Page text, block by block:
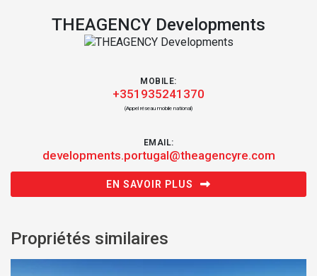
THEAGENCY Developments
MOBILE:
+351935241370
(Appel réseau mobile national)
EMAIL:
developments.portugal@theagencyre.com
EN SAVOIR PLUS
Propriétés similaires